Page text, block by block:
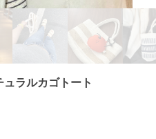
ラルカゴトート